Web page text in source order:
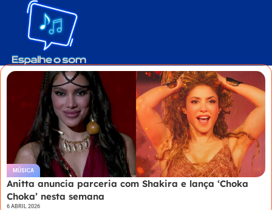
MÚSICA
Anitta anuncia parceria com Shakira e lança ‘Choka
Choka’ nesta semana
6 ABRIL 2026